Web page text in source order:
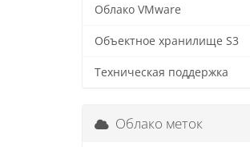
Облако VMware
Объектное хранилище S3
Техническая поддержка
Облако меток